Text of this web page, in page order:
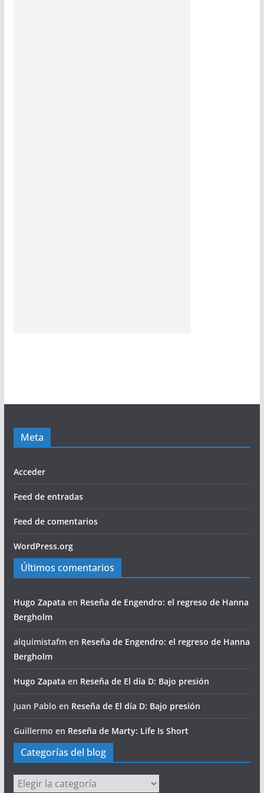
Meta
Acceder
Feed de entradas
Feed de comentarios
WordPress.org
Últimos comentarios
Hugo Zapata en Reseña de Engendro: el regreso de Hanna
Bergholm
alquimistafmen Reseña de Engendro: el regreso de Hanna
Bergholm
Hugo Zapata en Reseña de El día D: Bajo presión
Juan Pablo en Reseña de El día D: Bajo presión
Guillermo en Reseña de Marty: Life Is Short
Categorías del blog
Categorías